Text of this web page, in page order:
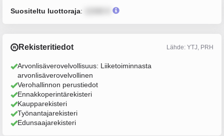
Suositeltu luottoraja:
Rekisteritiedot Lähde: YTJ, PRH
Arvonlisäverovelvollisuus: Liiketoiminnasta
arvonlisäverovelvollinen
Verohallinnon perustiedot
Ennakkoperintärekisteri
Kaupparekisteri
Työnantajarekisteri
Edunsaajarekisteri